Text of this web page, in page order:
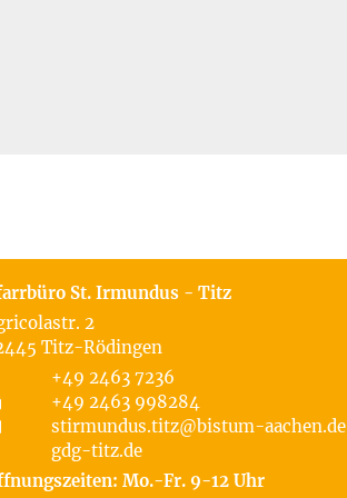
St. Irmundus - Titz
2
Titz-Rödingen
+49 2463 7236
+49 2463 998284
stirmundus.titz@bistum-aachen.de
gdg-titz.de
Mo.-Fr. 9-12 Uhr